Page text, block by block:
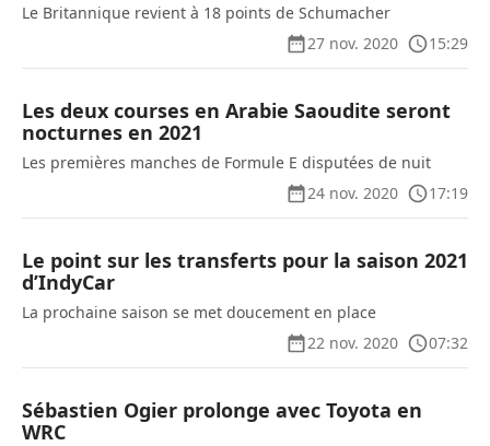
Le Britannique revient à 18 points de Schumacher
27 nov. 2020
15:29
Les deux courses en Arabie Saoudite seront
nocturnes en 2021
Les premières manches de Formule E disputées de nuit
24 nov. 2020
17:19
Le point sur les transferts pour la saison 2021
d’IndyCar
La prochaine saison se met doucement en place
22 nov. 2020
07:32
Sébastien Ogier prolonge avec Toyota en
WRC